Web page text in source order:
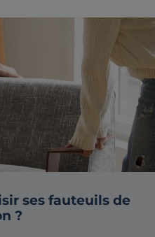
ses fauteuils de
?